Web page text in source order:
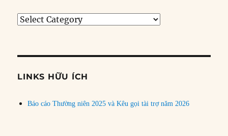
Tìm
đề
LINKS HỮU ÍCH
Báo cáo Thường niên 2025 và Kêu gọi tài trợ năm 2026